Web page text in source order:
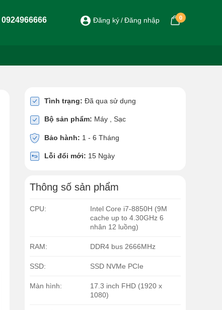
0924966666 Đăng ký Đăng nhập 0
Tình trạng: Đã qua sử dụng
Bộ sản phẩm: Máy , Sạc
Bảo hành: 1 - 6 Tháng
Lỗi đổi mới: 15 Ngày
Thông số sản phẩm
CPU:
Intel Core i7-8850H (9M
cache up to 4.30GHz 6
nhân 12 luồng)
RAM: DDR4 bus 2666MHz
SSD: SSD NVMe PCIe
Màn hình:
17.3 inch FHD (1920 x
1080)